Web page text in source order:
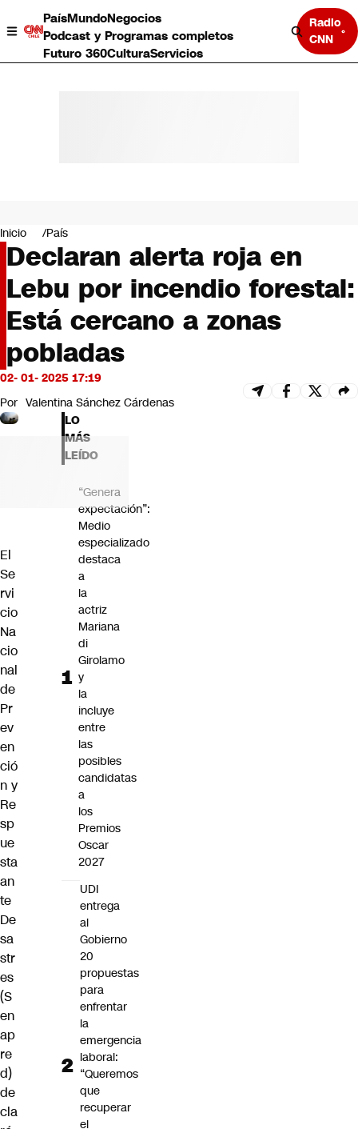
PaísMundoNegocios
Podcast y Programas completos
Futuro 360CulturaServicios
Radio
CNN
Negocios
Deportes
Programas completos
Cultura
Servicios
Bits
CNN tiempo
Futuro 360
Inicio País
Declaran alerta roja en
Lebu por incendio forestal:
Está cercano a zonas
pobladas
02- 01- 2025 17:19
Por Valentina Sánchez Cárdenas
El
Se
rvi
cio
Na
cio
nal
de
Pr
ev
en
ció
n y
Re
sp
ue
sta
an
te
De
sa
str
es
(S
en
ap
re
d)
de
cla
LO
MÁS
LEÍDO
“Genera
expectación”:
Medio
especializado
destaca
a
la
actriz
Mariana
di
Girolamo
y
la
incluye
entre
las
posibles
candidatas
a
los
Premios
Oscar
2027
UDI
entrega
al
Gobierno
20
propuestas
para
enfrentar
la
emergencia
laboral:
“Queremos
que
recuperar
el